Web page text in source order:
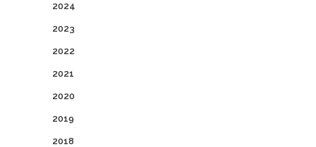
2024
2023
2022
2021
2020
2019
2018